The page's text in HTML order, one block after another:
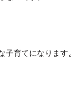
育てになります